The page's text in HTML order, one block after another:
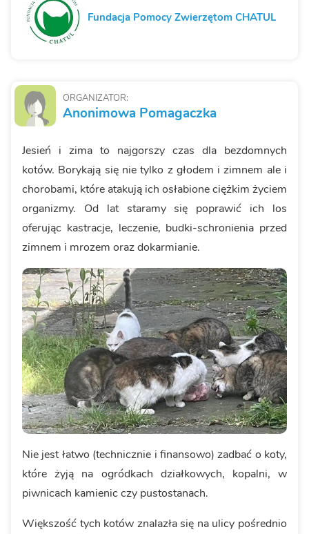
ORGANIZATOR:
Anonimowa Pomagaczka
Jesień i zima to najgorszy czas dla bezdomnych
kotów. Borykają się nie tylko z głodem i zimnem ale i
chorobami, które atakują ich osłabione ciężkim życiem
organizmy. Od lat staramy się poprawić ich los
oferując kastracje, leczenie, budki-schronienia przed
zimnem i mrozem oraz dokarmianie.
Nie jest łatwo (technicznie i finansowo) zadbać o koty,
które żyją na ogródkach działkowych, kopalni, w
piwnicach kamienic czy pustostanach.
Większość tych kotów znalazła się na ulicy pośrednio
Fundacja Pomocy Zwierzętom CHATUL